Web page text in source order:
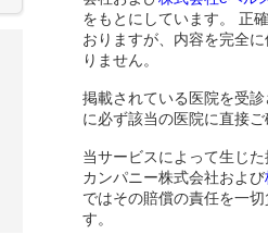
をもとにしています。 正
おりますが、内容を完全
りません。
掲載されている医院を受
に必ず該当の医院に直接ご
当サービスによって生じ
カンパニー株式会社および
ではその賠償の責任を一
す。